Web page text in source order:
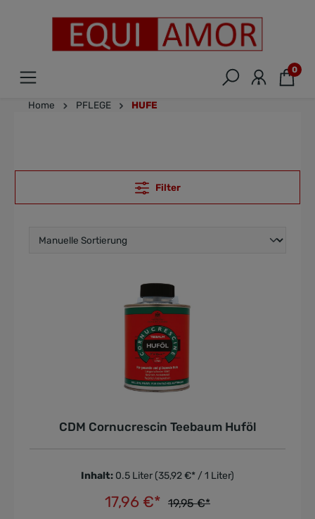
0
Home PFLEGE HUFE
Filter
CDM Cornucrescin Teebaum Huföl
Inhalt: 0.5 Liter (35,92 €* / 1 Liter)
17,96 €* 19,95 €*
In den Warenkorb